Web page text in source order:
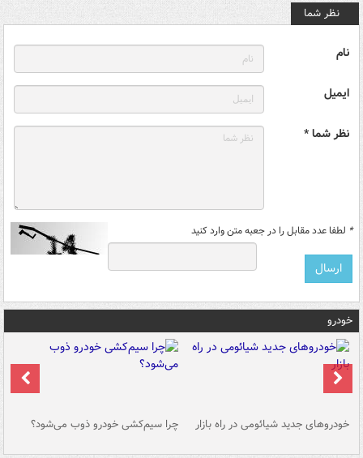
نظر شما
نام
ایمیل
نظر شما *
* لطفا عدد مقابل را در جعبه متن وارد کنید
خودرو
خودروهای جدید شیائومی در راه بازار چرا سیم‌کشی خودرو ذوب می‌شود؟